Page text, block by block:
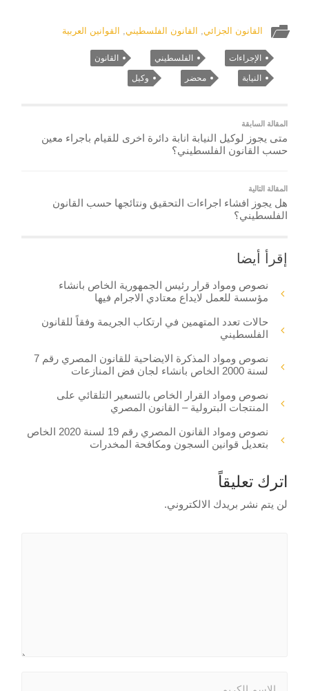
القانون الجزائي, القانون الفلسطيني, القوانين العربية
الإجراءات الفلسطيني القانون
النيابة محضر وكيل
المقالة السابقة
متى يجوز لوكيل النيابة انابة دائرة اخرى للقيام باجراء معين
حسب القانون الفلسطيني؟
المقالة التالية
هل يجوز افشاء اجراءات التحقيق ونتائجها حسب القانون
الفلسطيني؟
إقرأ أيضا
نصوص ومواد قرار رئيس الجمهورية الخاص بانشاء
مؤسسة للعمل لايداع معتادي الاجرام فيها
حالات تعدد المتهمين في ارتكاب الجريمة وفقاً للقانون
الفلسطيني
نصوص ومواد المذكرة الايضاحية للقانون المصري رقم 7
لسنة 2000 الخاص بانشاء لجان فض المنازعات
نصوص ومواد القرار الخاص بالتسعير التلقائي على
المنتجات البترولية – القانون المصري
نصوص ومواد القانون المصري رقم 19 لسنة 2020 الخاص
بتعديل قوانين السجون ومكافحة المخدرات
اترك تعليقاً
لن يتم نشر بريدك الالكتروني.